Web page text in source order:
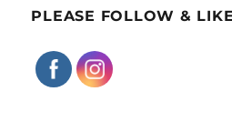
PLEASE FOLLOW &